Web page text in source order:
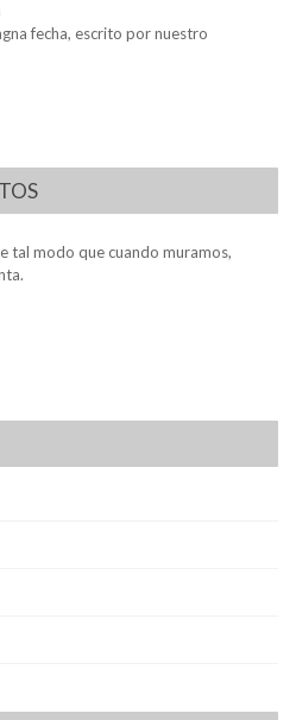
fecha, escrito por nuestro
tal modo que cuando muramos,